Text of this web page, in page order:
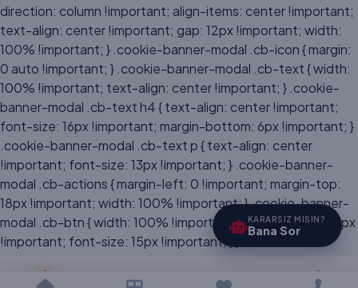
KARARSIZ MISIN?
Bana Sor
direction: column !important; align-items: center !important;
text-align: center !important; gap: 12px !important; width:
100% !important; } .cookie-banner-modal .cb-icon { margin:
0 auto !important; } .cookie-banner-modal .cb-text { width:
100% !important; text-align: center !important; } .cookie-
banner-modal .cb-text h4 { text-align: center !important;
font-size: 16px !important; margin-bottom: 6px !important; }
.cookie-banner-modal .cb-text p { text-align: center
!important; font-size: 13px !important; } .cookie-banner-
modal .cb-actions { margin-left: 0 !important; margin-top:
18px !important; width: 100% !important; } .cookie-banner-
modal .cb-btn { width: 100% !important; padding: 12px 20px
!important; font-size: 15px !important; } }